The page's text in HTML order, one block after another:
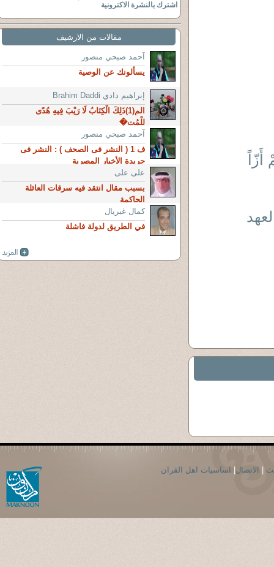
اشترك بالنشرة الاكترونية
مقالات من الارشيف
آحمد صبحي منصور
يسألونك عن الوصية
إبراهيم دادي Brahim Daddi
الم(1)ذَلِكَ الْكِتَابُ لَا رَيْبَ فِيهِ هُدًى
لِلْمُت�
آحمد صبحي منصور
ف 1 ( النشر فى الصحف ) : النشر فى
جريدة الأخبار المصرية
على على
بسبب مقال انتقد فيه سرقات العائلة
الحاكمة
كمال غبريال
في الطريق لدولة فاشلة
الاتصال اساسيات اهل القران